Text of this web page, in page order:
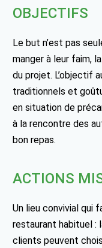
OBJECTIFS
Le but n’est pas
manger à leur faim,
du projet. L’objectif
traditionnels et
en situation de
à la rencontre des
bon repas.
ACTIONS
Un lieu convivial qui
restaurant habituel :
clients peuvent